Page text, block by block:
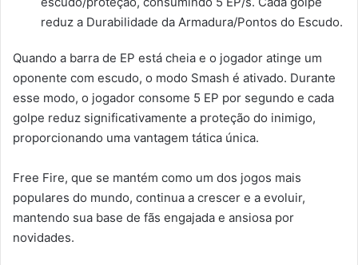
reduz a Durabilidade da Armadura/Pontos do Escudo.
Quando a barra de EP está cheia e o jogador atinge um
oponente com escudo, o modo Smash é ativado. Durante
esse modo, o jogador consome 5 EP por segundo e cada
golpe reduz significativamente a proteção do inimigo,
proporcionando uma vantagem tática única.
Free Fire, que se mantém como um dos jogos mais
populares do mundo, continua a crescer e a evoluir,
mantendo sua base de fãs engajada e ansiosa por
novidades.